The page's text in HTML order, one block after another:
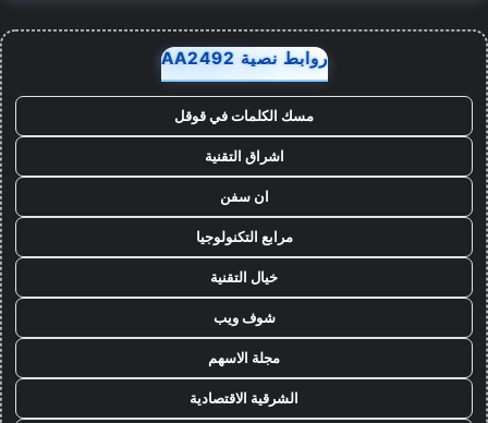
روابط نصية AA2492
مسك الكلمات في قوقل
اشراق التقنية
ان سفن
مرابع التكنولوجيا
خيال التقنية
شوف ويب
مجلة الاسهم
الشرقية الاقتصادية